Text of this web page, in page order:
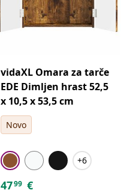
vidaXL Omara za tarče
EDE Dimljen hrast 52,5
x 10,5 x 53,5 cm
Novo
+6
4799 €